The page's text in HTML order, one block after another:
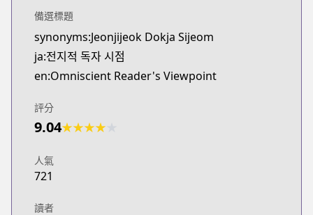
備選標題
synonyms:Jeonjijeok Dokja Sijeom
ja:전지적 독자 시점
en:Omniscient Reader's Viewpoint
評分
9.04★★★★
人氣
721
讀者